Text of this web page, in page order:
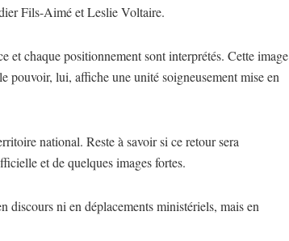
Fils-Aimé et Leslie Voltaire.
et chaque positionnement sont interprétés. Cette image
pouvoir, lui, affiche une unité soigneusement mise en
national. Reste à savoir si ce retour sera
et de quelques images fortes.
discours ni en déplacements ministériels, mais en